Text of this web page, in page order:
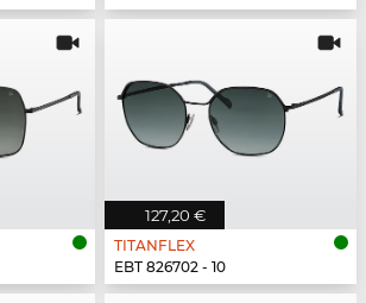
127,20 €
TITANFLEX
EBT 826702 - 10